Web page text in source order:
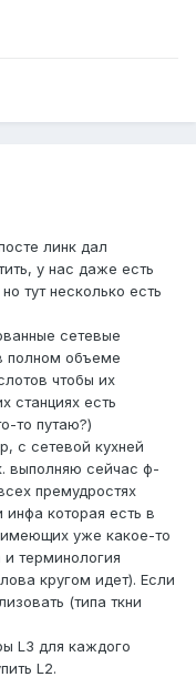
линк дал
у нас даже есть
тут несколько есть
сетевые
полном объеме
чтобы их
станциях есть
то путаю?)
с сетевой кухней
выполняю сейчас ф-
премудростях
которая есть в
уже какое-то
и терминология
кругом идет). Если
(типа ткни
L3 для каждого
L2.